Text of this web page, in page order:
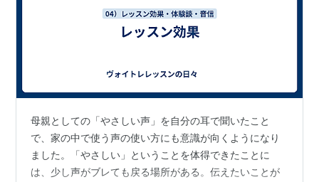
母親としての「やさしい声」を自分の耳で聞いたこと
で、家の中で使う声の使い方にも意識が向くようになり
ました。「やさしい」ということを体得できたことに
は、少し声がブレても戻る場所がある。伝えたいことが